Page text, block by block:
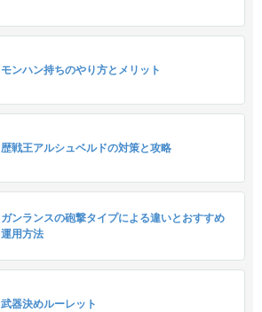
モンハン持ちのやり方とメリット
歴戦王アルシュベルドの対策と攻略
ガンランスの砲撃タイプによる違いとおすすめ
運用方法
武器決めルーレット